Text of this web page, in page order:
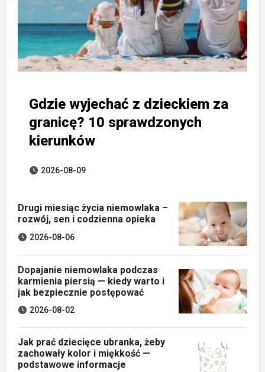
Gdzie wyjechać z dzieckiem za
granicę? 10 sprawdzonych
kierunków
2026-08-09
Drugi miesiąc życia niemowlaka –
rozwój, sen i codzienna opieka
2026-08-06
Dopajanie niemowlaka podczas
karmienia piersią — kiedy warto i
jak bezpiecznie postępować
2026-08-02
Jak prać dziecięce ubranka, żeby
zachowały kolor i miękkość —
podstawowe informacje